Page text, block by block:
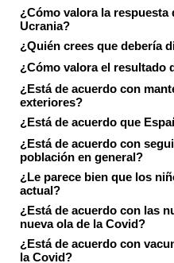
¿Cómo valora la
Ucrania?
¿Quién crees que debería
¿Cómo valora el resultado
¿Está de acuerdo con
exteriores?
¿Está de acuerdo que
¿Está de acuerdo con
población en general?
¿Le parece bien que los
actual?
¿Está de acuerdo con las
nueva ola de la Covid?
¿Está de acuerdo con
la Covid?